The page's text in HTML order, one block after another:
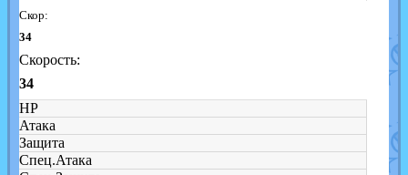
Скор:
34
Скорость:
34
HP
Атака
Защита
Спец.Атака